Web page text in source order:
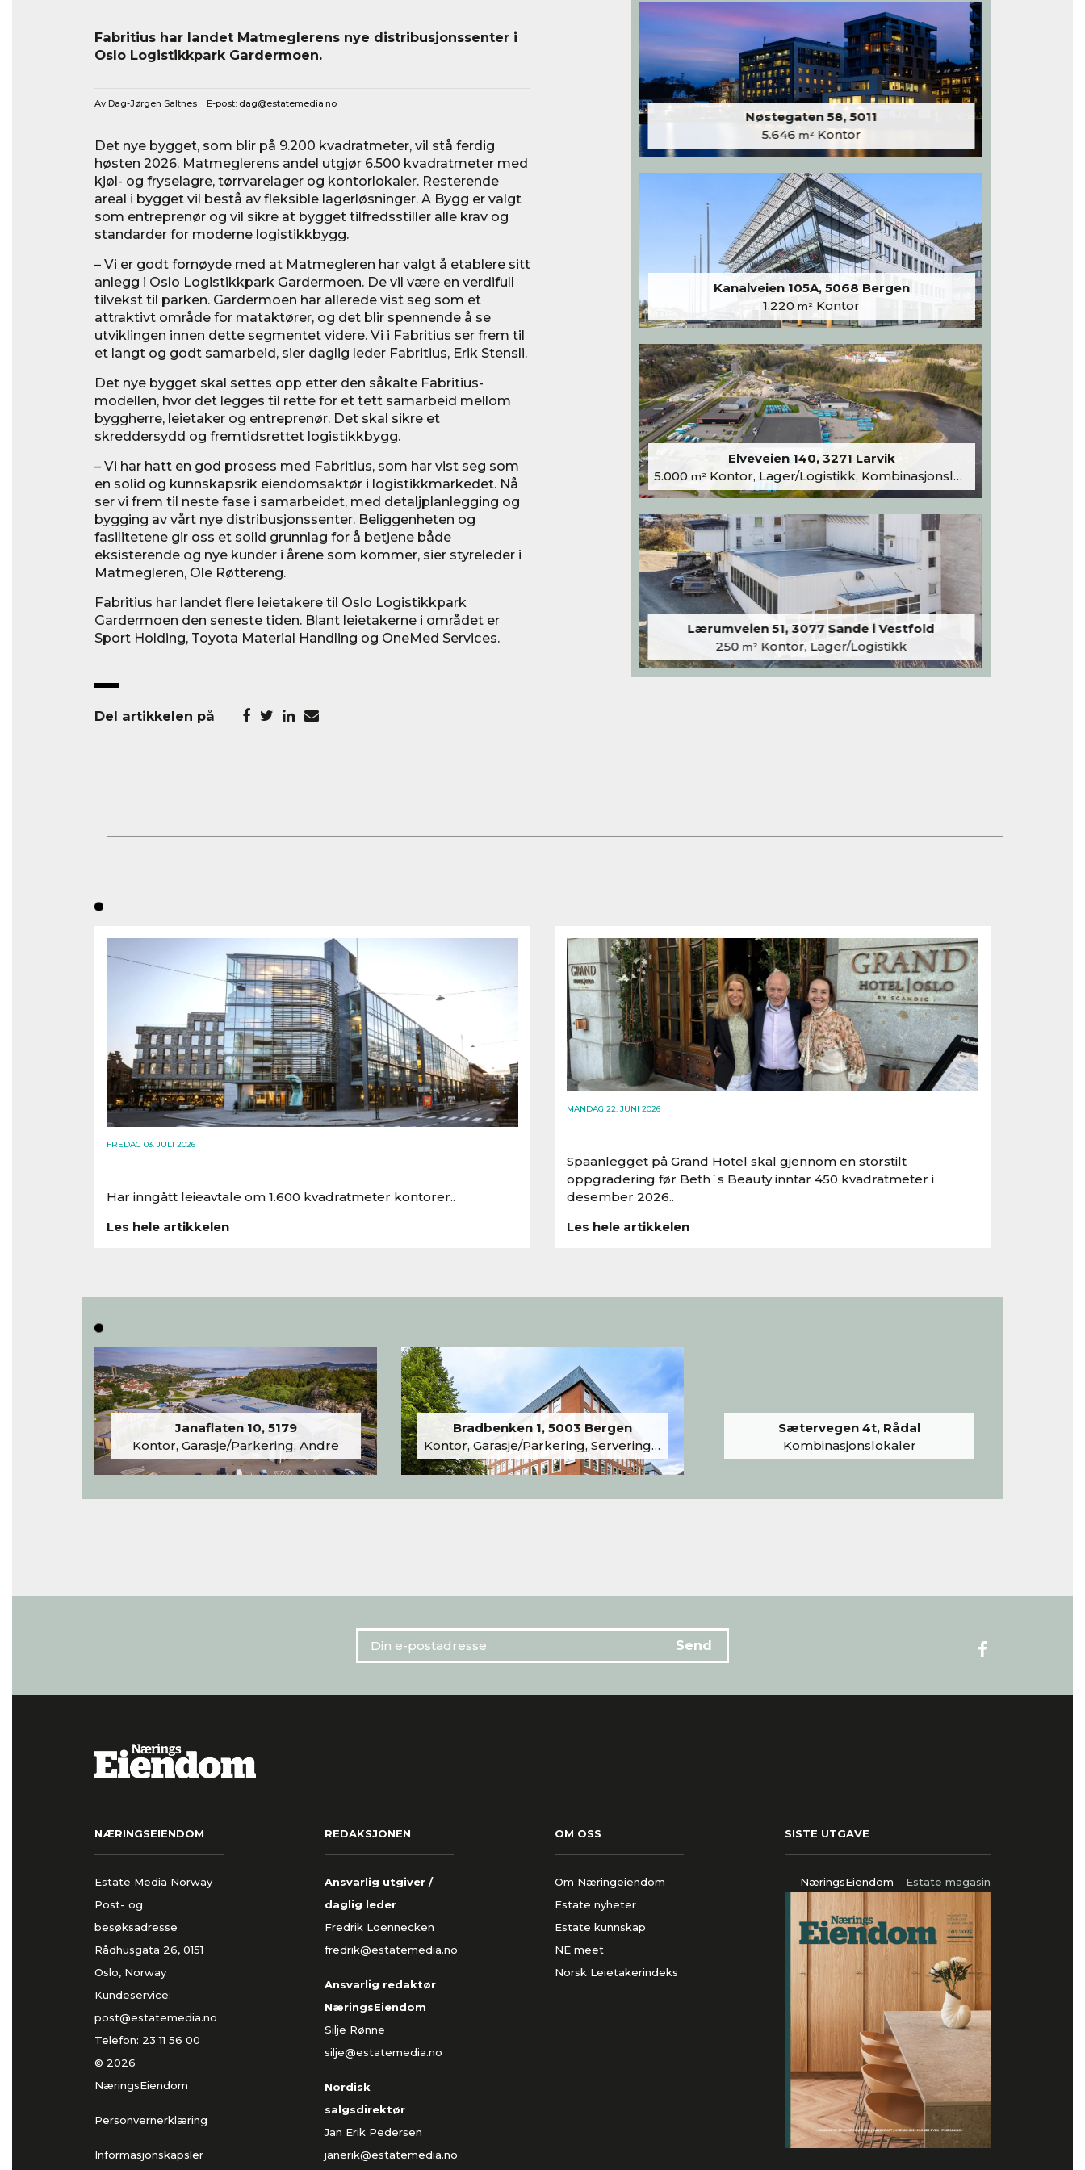
Fabritius har landet Matmeglerens nye distribusjonssenter i
Oslo Logistikkpark Gardermoen.
Av Dag-Jørgen Saltnes E-post: dag@estatemedia.no
Det nye bygget, som blir på 9.200 kvadratmeter, vil stå ferdig
høsten 2026. Matmeglerens andel utgjør 6.500 kvadratmeter med
kjøl- og fryselagre, tørrvarelager og kontorlokaler. Resterende
areal i bygget vil bestå av fleksible lagerløsninger. A Bygg er valgt
som entreprenør og vil sikre at bygget tilfredsstiller alle krav og
standarder for moderne logistikkbygg.
– Vi er godt fornøyde med at Matmegleren har valgt å etablere sitt
anlegg i Oslo Logistikkpark Gardermoen. De vil være en verdifull
tilvekst til parken. Gardermoen har allerede vist seg som et
attraktivt område for mataktører, og det blir spennende å se
utviklingen innen dette segmentet videre. Vi i Fabritius ser frem til
et langt og godt samarbeid, sier daglig leder Fabritius, Erik Stensli.
Det nye bygget skal settes opp etter den såkalte Fabritius-
modellen, hvor det legges til rette for et tett samarbeid mellom
byggherre, leietaker og entreprenør. Det skal sikre et
skreddersydd og fremtidsrettet logistikkbygg.
– Vi har hatt en god prosess med Fabritius, som har vist seg som
en solid og kunnskapsrik eiendomsaktør i logistikkmarkedet. Nå
ser vi frem til neste fase i samarbeidet, med detaljplanlegging og
bygging av vårt nye distribusjonssenter. Beliggenheten og
fasilitetene gir oss et solid grunnlag for å betjene både
eksisterende og nye kunder i årene som kommer, sier styreleder i
Matmegleren, Ole Røttereng.
Fabritius har landet flere leietakere til Oslo Logistikkpark
Gardermoen den seneste tiden. Blant leietakerne i området er
Sport Holding, Toyota Material Handling og OneMed Services.
Del artikkelen på
Nøstegaten 58, 5011
5.646 m² Kontor
Kanalveien 105A, 5068 Bergen
1.220 m²Kontor
Elveveien 140, 3271 Larvik
5.000 m²Kontor, Lager/Logistikk, Kombinasjonslokaler
Lærumveien 51, 3077 Sande i Vestfold
250 m² Kontor, Lager/Logistikk
FREDAG 03. JULI 2026
Har inngått leieavtale om 1.600 kvadratmeter kontorer..
Les hele artikkelen
MANDAG 22. JUNI 2026
Spaanlegget på Grand Hotel skal gjennom en storstilt
oppgradering før Beth´s Beauty inntar 450 kvadratmeter i
desember 2026..
Les hele artikkelen
Janaflaten 10, 5179
Kontor, Garasje/Parkering, Andre
Bradbenken 1, 5003 Bergen
Kontor, Garasje/Parkering, Serveringslokale/Kantine, Undervisning/Arrangement
Sætervegen 4t, Rådal
Kombinasjonslokaler
NÆRINGSEIENDOM
Estate Media Norway
Post- og
besøksadresse
Rådhusgata 26, 0151
Oslo, Norway
Kundeservice:
post@estatemedia.no
Telefon: 23 11 56 00
© 2026
NæringsEiendom
Personvernerklæring
Informasjonskapsler
REDAKSJONEN
Ansvarlig utgiver /
daglig leder
Fredrik Loennecken
fredrik@estatemedia.no
Ansvarlig redaktør
NæringsEiendom
Silje Rønne
silje@estatemedia.no
Nordisk
salgsdirektør
Jan Erik Pedersen
janerik@estatemedia.no
OM OSS
Om Næringeiendom
Estate nyheter
Estate kunnskap
NE meet
Norsk Leietakerindeks
SISTE UTGAVE
NæringsEiendom Estate magasin